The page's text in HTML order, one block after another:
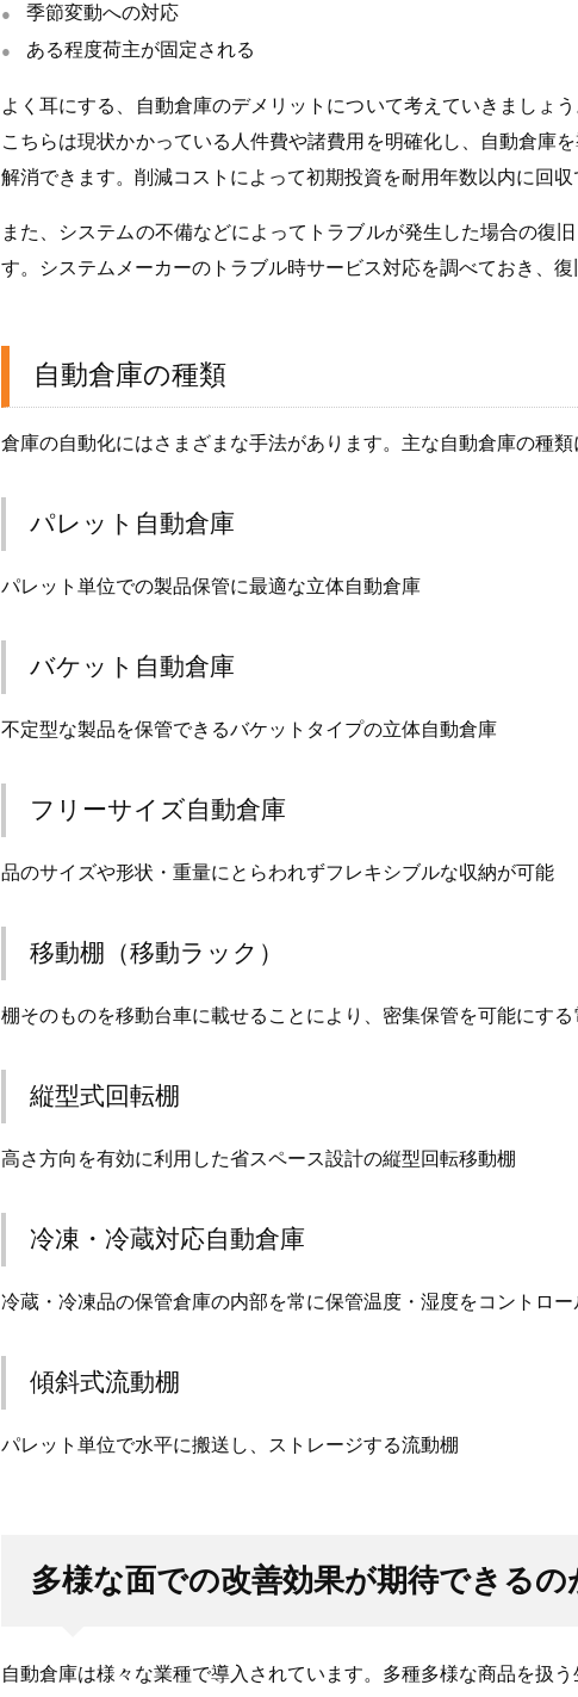
季節変動への対応
ある程度荷主が固定される
よく耳にする、自動倉庫のデメリットについて考えていきましょ
こちらは現状かかっている人件費や諸費用を明確化し、自動倉庫
解消できます。削減コストによって初期投資を耐用年数以内に回収
また、システムの不備などによってトラブルが発生した場合の復
す。システムメーカーのトラブル時サービス対応を調べておき、復
自動倉庫の種類
倉庫の自動化にはさまざまな手法があります。主な自動倉庫の種
パレット自動倉庫
パレット単位での製品保管に最適な立体自動倉庫
バケット自動倉庫
不定型な製品を保管できるバケットタイプの立体自動倉庫
フリーサイズ自動倉庫
品のサイズや形状・重量にとらわれずフレキシブルな収納が可能
移動棚（移動ラック）
棚そのものを移動台車に載せることにより、密集保管を可能にする
縦型式回転棚
高さ方向を有効に利用した省スペース設計の縦型回転移動棚
冷凍・冷蔵対応自動倉庫
冷蔵・冷凍品の保管倉庫の内部を常に保管温度・湿度をコントロ
傾斜式流動棚
パレット単位で水平に搬送し、ストレージする流動棚
多様な面での改善効果が期待できるの
自動倉庫は様々な業種で導入されています。多種多様な商品を扱